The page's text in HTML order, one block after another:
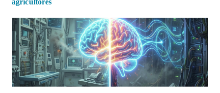
agricultores